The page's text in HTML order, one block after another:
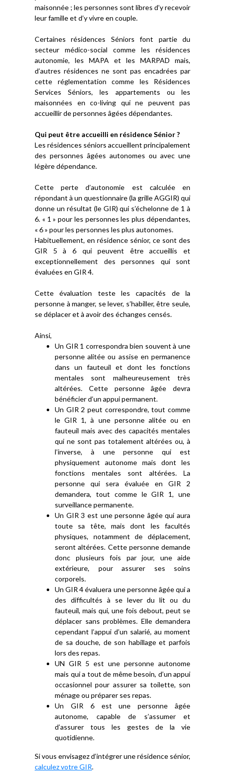
maisonnée ; les personnes sont libres d’y recevoir
leur famille et d’y vivre en couple.
Certaines résidences Séniors font partie du
secteur médico-social comme les résidences
autonomie, les MAPA et les MARPAD mais,
d’autres résidences ne sont pas encadrées par
cette réglementation comme les Résidences
Services Séniors, les appartements ou les
maisonnées en co-living qui ne peuvent pas
accueillir de personnes âgées dépendantes.
Qui peut être accueilli en résidence Sénior ?
Les résidences séniors accueillent principalement
des personnes âgées autonomes ou avec une
légère dépendance.
Cette perte d’autonomie est calculée en
répondant à un questionnaire (la grille AGGIR) qui
donne un résultat (le GIR) qui s’échelonne de 1 à
6. « 1 » pour les personnes les plus dépendantes,
« 6 » pour les personnes les plus autonomes.
Habituellement, en résidence sénior, ce sont des
GIR 5 à 6 qui peuvent être accueillis et
exceptionnellement des personnes qui sont
évaluées en GIR 4.
Cette évaluation teste les capacités de la
personne à manger, se lever, s’habiller, être seule,
se déplacer et à avoir des échanges censés.
Ainsi,
Un GIR 1 correspondra bien souvent à une
personne alitée ou assise en permanence
dans un fauteuil et dont les fonctions
mentales sont malheureusement très
altérées. Cette personne âgée devra
bénéficier d’un appui permanent.
Un GIR 2 peut correspondre, tout comme
le GIR 1, à une personne alitée ou en
fauteuil mais avec des capacités mentales
qui ne sont pas totalement altérées ou, à
l’inverse, à une personne qui est
physiquement autonome mais dont les
fonctions mentales sont altérées. La
personne qui sera évaluée en GIR 2
demandera, tout comme le GIR 1, une
surveillance permanente.
Un GIR 3 est une personne âgée qui aura
toute sa tête, mais dont les facultés
physiques, notamment de déplacement,
seront altérées. Cette personne demande
donc plusieurs fois par jour, une aide
extérieure, pour assurer ses soins
corporels.
Un GIR 4 évaluera une personne âgée qui a
des difficultés à se lever du lit ou du
fauteuil, mais qui, une fois debout, peut se
déplacer sans problèmes. Elle demandera
cependant l’appui d’un salarié, au moment
de sa douche, de son habillage et parfois
lors des repas.
UN GIR 5 est une personne autonome
mais qui a tout de même besoin, d’un appui
occasionnel pour assurer sa toilette, son
ménage ou préparer ses repas.
Un GIR 6 est une personne âgée
autonome, capable de s’assumer et
d’assurer tous les gestes de la vie
quotidienne.
Si vous envisagez d’intégrer une résidence sénior,
calculez votre GIR.